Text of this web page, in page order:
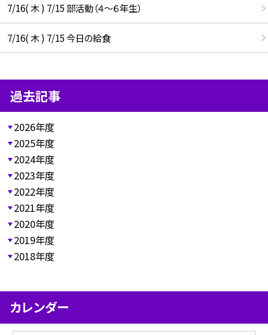
7/16( 木 ) 7/15 部活動（４～６年生）
7/16( 木 ) 7/15 今日の給食
過去記事
2026年度
2025年度
2024年度
2023年度
2022年度
2021年度
2020年度
2019年度
2018年度
カレンダー